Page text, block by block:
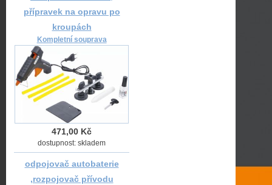
přípravek na opravu po
kroupách
Kompletní souprava
471,00 Kč
dostupnost: skladem
odpojovač autobaterie
,rozpojovač přívodu